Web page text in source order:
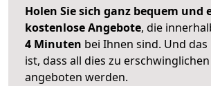
Holen Sie sich ganz bequem und
kostenlose Angebote, die
4 Minuten bei Ihnen sind. Und das
ist, dass all dies zu
angeboten werden.